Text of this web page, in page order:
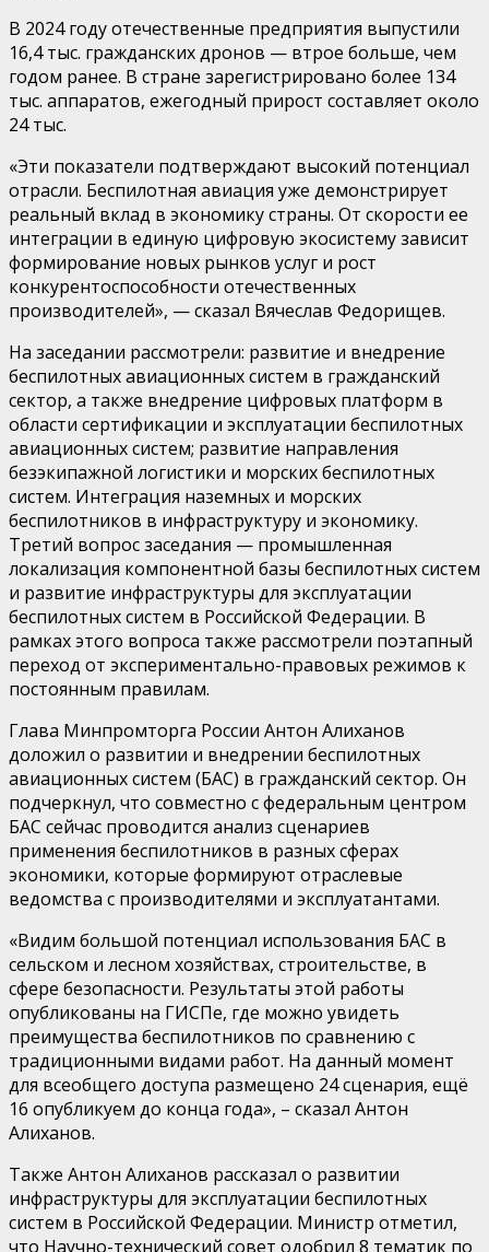
В 2024 году отечественные предприятия выпустили
16,4 тыс. гражданских дронов — втрое больше, чем
годом ранее. В стране зарегистрировано более 134
тыс. аппаратов, ежегодный прирост составляет около
24 тыс.
«Эти показатели подтверждают высокий потенциал
отрасли. Беспилотная авиация уже демонстрирует
реальный вклад в экономику страны. От скорости ее
интеграции в единую цифровую экосистему зависит
формирование новых рынков услуг и рост
конкурентоспособности отечественных
производителей», —сказал Вячеслав Федорищев.
На заседании рассмотрели: развитие и внедрение
беспилотных авиационных систем в гражданский
сектор, а также внедрение цифровых платформ в
области сертификации и эксплуатации беспилотных
авиационных систем; развитие направления
безэкипажной логистики и морских беспилотных
систем. Интеграция наземных и морских
беспилотников в инфраструктуру и экономику.
Третий вопрос заседания — промышленная
локализация компонентной базы беспилотных систем
и развитие инфраструктуры для эксплуатации
беспилотных систем в Российской Федерации. В
рамках этого вопроса также рассмотрели поэтапный
переход от экспериментально-правовых режимов к
постоянным правилам.
Глава Минпромторга России Антон Алиханов
доложил о развитии и внедрении беспилотных
авиационных систем (БАС) в гражданский сектор. Он
подчеркнул, что совместно с федеральным центром
БАС сейчас проводится анализ сценариев
применения беспилотников в разных сферах
экономики, которые формируют отраслевые
ведомства с производителями и эксплуатантами.
«Видим большой потенциал использования БАС в
сельском и лесном хозяйствах, строительстве, в
сфере безопасности. Результаты этой работы
опубликованы на ГИСПе, где можно увидеть
преимущества беспилотников по сравнению с
традиционными видами работ. На данный момент
для всеобщего доступа размещено 24 сценария, ещё
16 опубликуем до конца года», – сказал Антон
Алиханов.
Также Антон Алиханов рассказал о развитии
инфраструктуры для эксплуатации беспилотных
систем в Российской Федерации. Министр отметил,
что Научно-технический совет одобрил 8 тематик по